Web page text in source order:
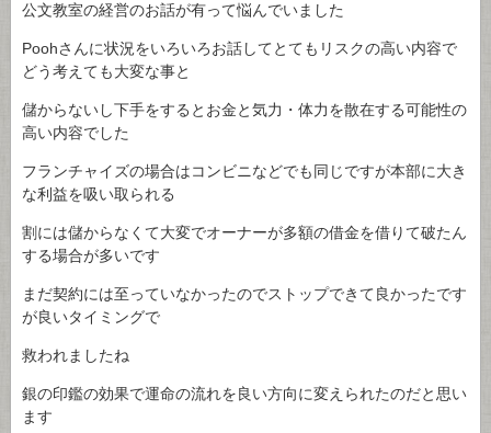
公文教室の経営のお話が有って悩んでいました
Poohさんに状況をいろいろお話してとてもリスクの高い内容で
どう考えても大変な事と
儲からないし下手をするとお金と気力・体力を散在する可能性の
高い内容でした
フランチャイズの場合はコンビニなどでも同じですが本部に大き
な利益を吸い取られる
割には儲からなくて大変でオーナーが多額の借金を借りて破たん
する場合が多いです
まだ契約には至っていなかったのでストップできて良かったです
が良いタイミングで
救われましたね
銀の印鑑の効果で運命の流れを良い方向に変えられたのだと思い
ます